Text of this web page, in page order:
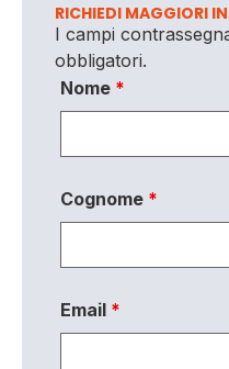
RICHIEDI MAGGIORI
I campi
obbligatori.
Nome *
Cognome *
Email *